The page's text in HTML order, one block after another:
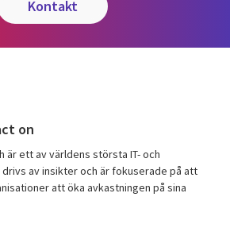
kontakt
on
är ett av världens största IT- och
av insikter och är fokuserade på att
att öka avkastningen på sina